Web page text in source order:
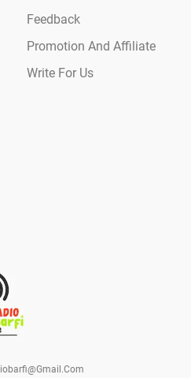
Feedback
Promotion And Affiliate
Write For Us